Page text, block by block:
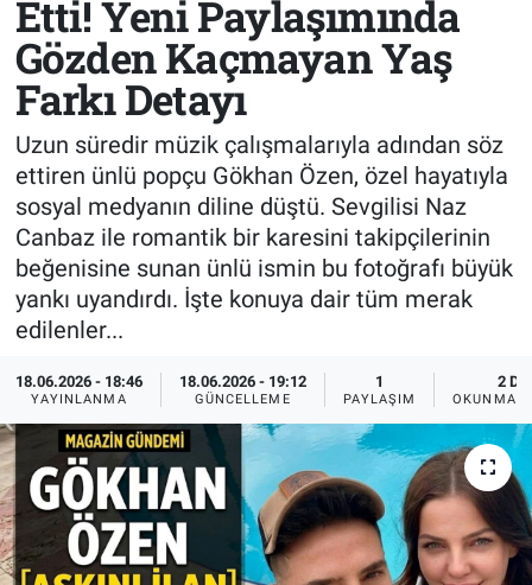
Etti! Yeni Paylaşımında
Gözden Kaçmayan Yaş
Farkı Detayı
Uzun süredir müzik çalışmalarıyla adından söz
ettiren ünlü popçu Gökhan Özen, özel hayatıyla
sosyal medyanın diline düştü. Sevgilisi Naz
Canbaz ile romantik bir karesini takipçilerinin
beğenisine sunan ünlü ismin bu fotoğrafı büyük
yankı uyandırdı. İşte konuya dair tüm merak
edilenler...
18.06.2026 - 18:46
YAYINLANMA
18.06.2026 - 19:12
GÜNCELLEME
1
PAYLAŞIM
2 DK
OKUNMA
Sağlık
Spor
Teknoloji
Tv Medya
KÜLTÜR SANAT